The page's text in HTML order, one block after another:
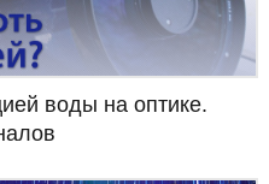
воды на оптике.